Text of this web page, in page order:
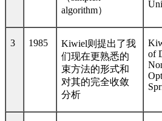
algorithm）
3 1985 Kiwiel则提出了我
们现在更熟悉的
束方法的形式和
对其的完全收敛
分析
of